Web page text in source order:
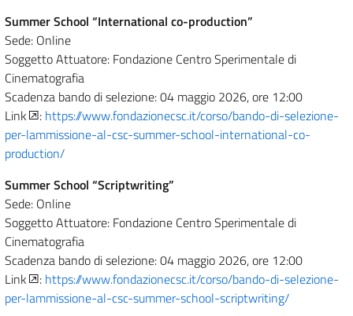
Summer School “International co-production”
Sede: Online
Soggetto Attuatore: Fondazione Centro Sperimentale di
Cinematografia
Scadenza bando di selezione: 04 maggio 2026, ore 12:00
Link
: https://www.fondazionecsc.it/corso/bando-di-selezione-
per-lammissione-al-csc-summer-school-international-co-
production/
Summer School “Scriptwriting”
Sede: Online
Soggetto Attuatore: Fondazione Centro Sperimentale di
Cinematografia
Scadenza bando di selezione: 04 maggio 2026, ore 12:00
Link
: https://www.fondazionecsc.it/corso/bando-di-selezione-
per-lammissione-al-csc-summer-school-scriptwriting/